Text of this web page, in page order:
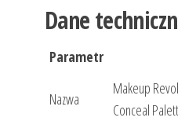
Dane
Parametr
Nazwa
Makeup
Conceal